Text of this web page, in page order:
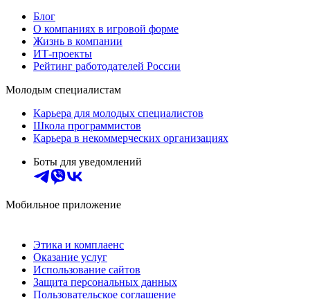
Блог
О компаниях в игровой форме
Жизнь в компании
ИТ-проекты
Рейтинг работодателей России
Молодым специалистам
Карьера для молодых специалистов
Школа программистов
Карьера в некоммерческих организациях
Боты для уведомлений
Мобильное приложение
Этика и комплаенс
Оказание услуг
Использование сайтов
Защита персональных данных
Пользовательское соглашение